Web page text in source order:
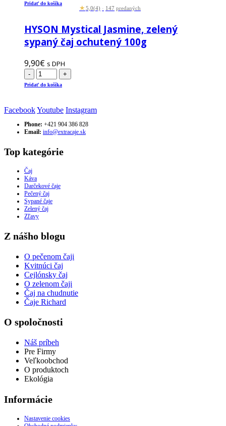
Pridať do košíka
★5,0(4) · 147 predaných
HYSON Mystical Jasmine, zelený
sypaný čaj ochutený 100g
9,90€ s DPH
- +
Pridať do košíka
FacebookYoutube Instagram
Phone: +421 904 386 828
Email: info@extracaje.sk
Top kategórie
Čaj
Káva
Darčekové čaje
Pečený čaj
Sypané čaje
Zelený čaj
Zľavy
Z nášho blogu
O pečenom čaji
Kvitnúci čaj
Cejlónsky čaj
O zelenom čaji
Čaj na chudnutie
Čaje Richard
O spoločnosti
Náš príbeh
Pre Firmy
Veľkoobchod
O produktoch
Ekológia
Informácie
Nastavenie cookies